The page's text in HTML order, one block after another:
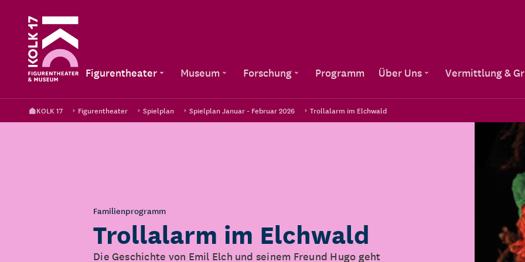
Figurentheater Museum Forschung Programm Über Uns Vermittlung &
KOLK 17 Figurentheater Spielplan Spielplan Januar - Februar 2026 Trollalarm im Elchwald
Familienprogramm
Trollalarm im Elchwald
Die Geschichte von Emil Elch und seinem Freund Hugo geht